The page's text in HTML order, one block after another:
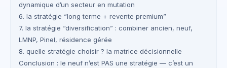
dynamique d’un secteur en mutation
6. la stratégie “long terme + revente premium”
7. la stratégie “diversification” : combiner ancien, neuf,
LMNP, Pinel, résidence gérée
8. quelle stratégie choisir ? la matrice décisionnelle
Conclusion : le neuf n’est PAS une stratégie — c’est un